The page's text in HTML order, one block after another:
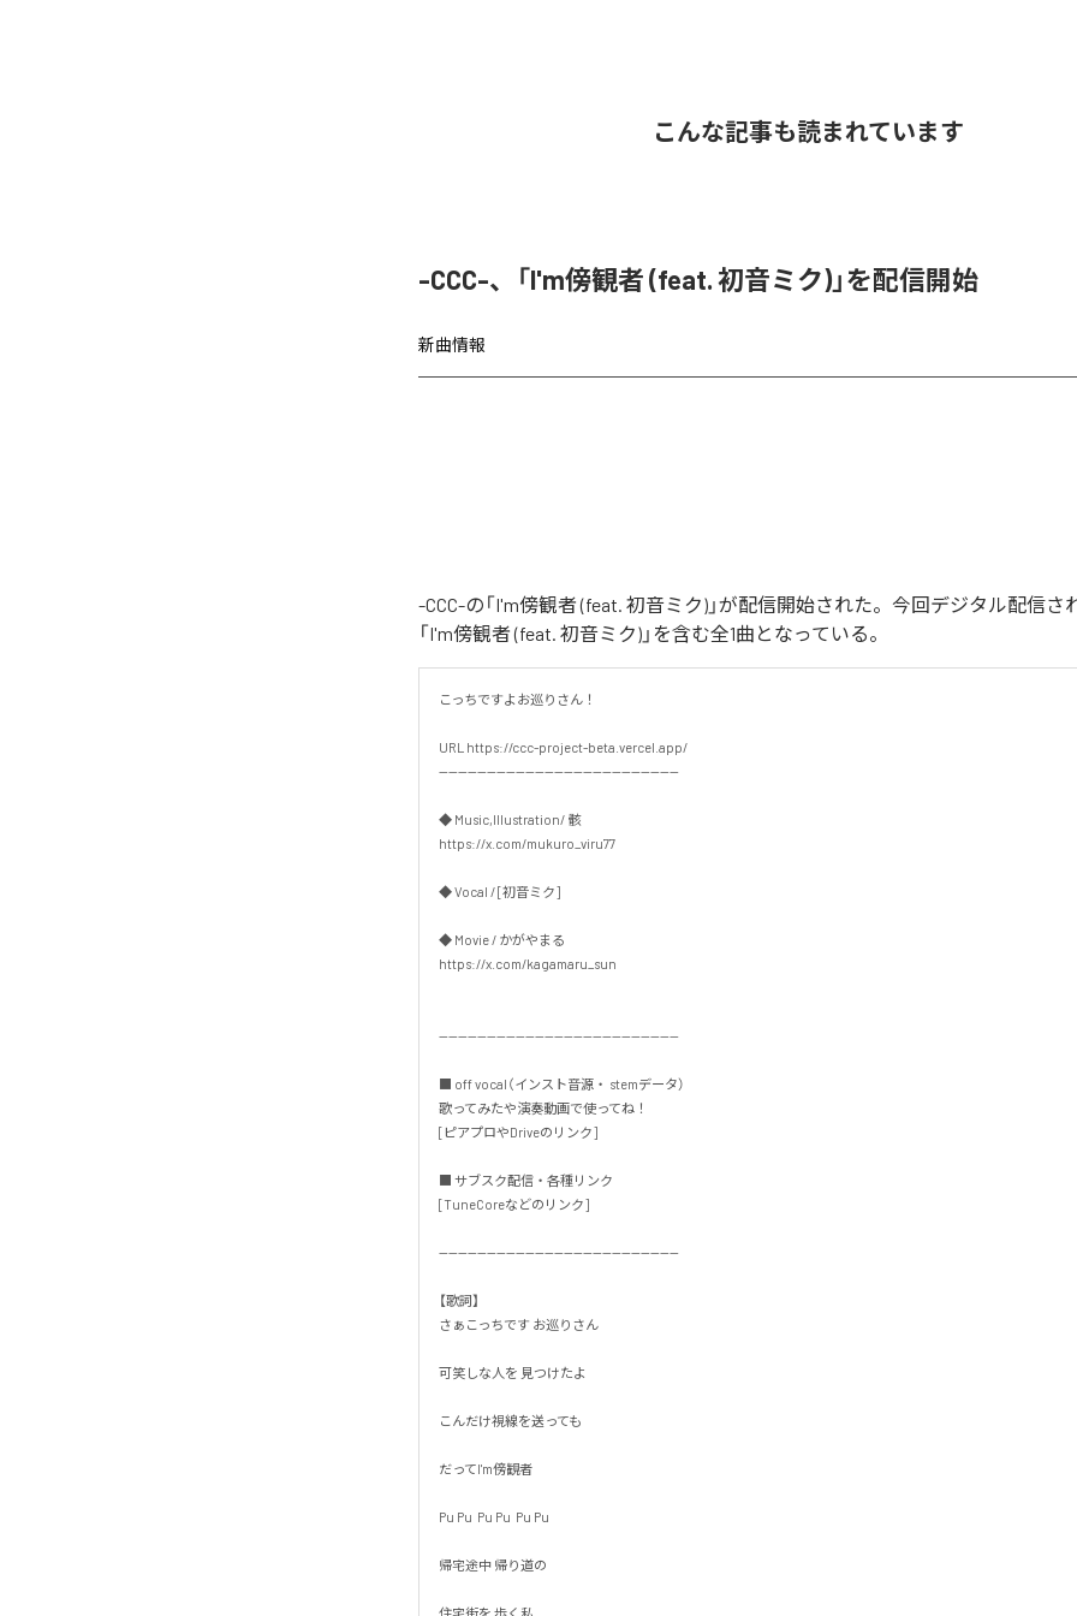
こんな記事も読まれています
-CCC-、「I'm傍観者 (feat. 初音ミク)」を配信開始
新曲情報
-CCC-の「I'm傍観者 (feat. 初音ミク)」が配信開始された。今回デジタル配信さ
「I'm傍観者 (feat. 初音ミク)」を含む全1曲となっている。
こっちですよお巡りさん！
URL https://ccc-project-beta.vercel.app/
--------------------------------------------------
◆ Music,Illustration/ 骸
https://x.com/mukuro_viru77
◆ Vocal / [初音ミク]
◆ Movie / かがやまる
https://x.com/kagamaru_sun
--------------------------------------------------
■ off vocal（インスト音源・ stemデータ）
歌ってみたや演奏動画で使ってね！
[ピアプロやDriveのリンク]
■ サブスク配信・各種リンク
[TuneCoreなどのリンク]
--------------------------------------------------
【歌詞】
さぁこっちです お巡りさん
可笑しな人を 見つけたよ
こんだけ視線を送っても
だってI'm傍観者
Pu Pu  Pu Pu  Pu Pu
帰宅途中 帰り道の
住宅街を 歩く私